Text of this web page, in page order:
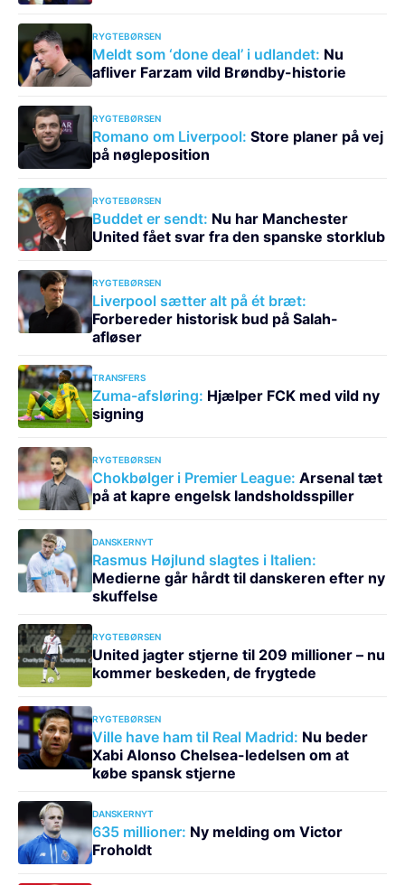
RYGTEBØRSEN
Meldt som ‘done deal’ i udlandet: Nu
afliver Farzam vild Brøndby-historie
RYGTEBØRSEN
Romano om Liverpool: Store planer på vej
på nøgleposition
RYGTEBØRSEN
Buddet er sendt: Nu har Manchester
United fået svar fra den spanske storklub
RYGTEBØRSEN
Liverpool sætter alt på ét bræt:
Forbereder historisk bud på Salah-
afløser
TRANSFERS
Zuma-afsløring: Hjælper FCK med vild ny
signing
RYGTEBØRSEN
Chokbølger i Premier League: Arsenal tæt
på at kapre engelsk landsholdsspiller
DANSKERNYT
Rasmus Højlund slagtes i Italien:
Medierne går hårdt til danskeren efter ny
skuffelse
RYGTEBØRSEN
United jagter stjerne til 209 millioner – nu
kommer beskeden, de frygtede
RYGTEBØRSEN
Ville have ham til Real Madrid: Nu beder
Xabi Alonso Chelsea-ledelsen om at
købe spansk stjerne
DANSKERNYT
635 millioner: Ny melding om Victor
Froholdt